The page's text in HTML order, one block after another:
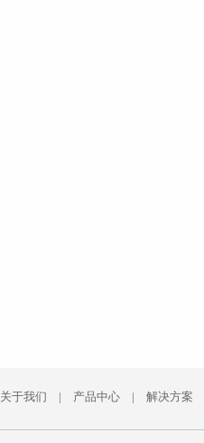
关于我们 | 产品中心 | 解决方案